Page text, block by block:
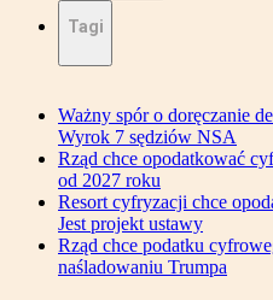
Tagi
Ważny spór o doręczanie
Wyrok 7 sędziów NSA
Rząd chce opodatkować
od 2027 roku
Resort cyfryzacji chce
Jest projekt ustawy
Rząd chce podatku
naśladowaniu Trumpa